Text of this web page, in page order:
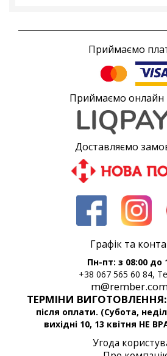
Приймаємо
Приймаємо онлайн
Доставляємо
Графік та
Пн-пт: з 08:00 до
+38 067 565 60 84,
ТЕРМІНИ ВИГОТОВЛЕННЯ:
після оплати. (Субота,
вихідні 10, 13 квітня НЕ
Угода